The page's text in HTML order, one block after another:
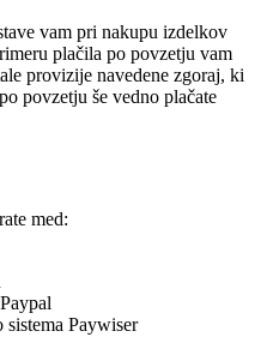
vam pri nakupu izdelkov
plačila po povzetju vam
provizije navedene zgoraj, ki
povzetju še vedno plačate
med:
Paywiser